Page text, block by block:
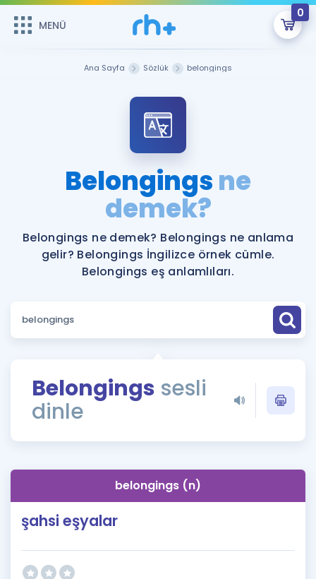
MENÜ
0
Şifremi Hatırlamıyorum
Sepetin Şu An Boş.
Remzi Hoca ile seni sınava hazırlayacak onlarca eğitim seni
bekliyor!
MENÜ
Katılımcı Görüşleri
Faydalı Araçlar
Ücretsiz Kaynaklar
Puan Hesaplama
ÖSYM Sınav Takvimi
Kampanyalar
İngilizce Gramer
İngilizce Gramer
Ana Sayfa Sözlük belongings
Belongingsne
demek?
Belongings ne demek? Belongings ne anlama
gelir? Belongings İngilizce örnek cümle.
Belongings eş anlamlıları.
Belongings sesli
dinle
belongings (n)
şahsi eşyalar